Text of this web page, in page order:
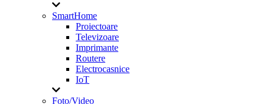
SmartHome
Proiectoare
Televizoare
Imprimante
Routere
Electrocasnice
IoT
Foto/Video